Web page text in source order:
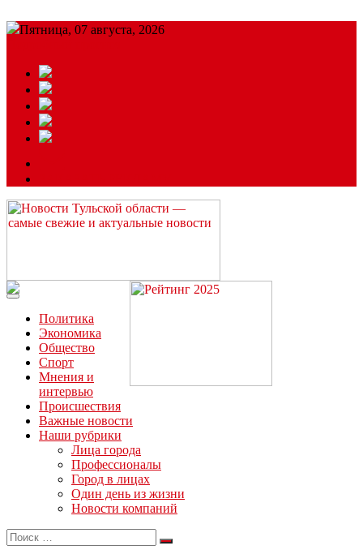
Пятница, 07 августа, 2026
Читайте последние новости дня в Тульской области на сайте
“ЗаНовомосковск”
Политика
Экономика
Общество
Спорт
Мнения и
интервью
Происшествия
Важные новости
Наши рубрики
Лица города
Профессионалы
Город в лицах
Один день из жизни
Новости компаний